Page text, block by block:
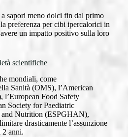
sapori meno dolci fin dal primo
preferenza per cibi ipercalorici in
un impatto positivo sulla loro
scientifiche
mondiali, come
Sanità (OMS), l’American
Food Safety
Society for Paediatric
and Nutrition (ESPGHAN),
drasticamente l’assunzione
2 anni.